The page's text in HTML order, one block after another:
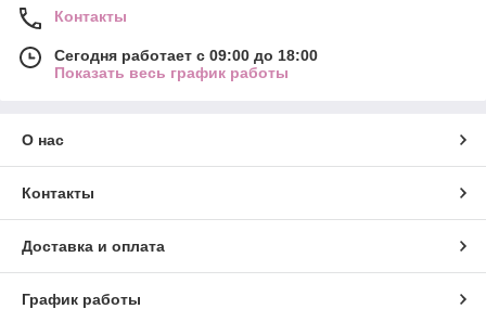
Контакты
Сегодня работает с 09:00 до 18:00
Показать весь график работы
О нас
Контакты
Доставка и оплата
График работы